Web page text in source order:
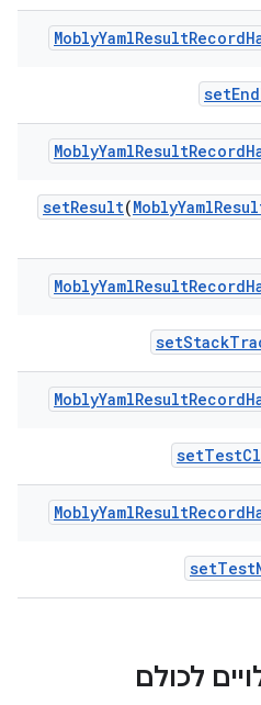
MoblyYamlResultRecord
setEnd
MoblyYamlResultRecord
setResult(MoblyYaml
MoblyYamlResultRecord
setStack
MoblyYamlResultRecord
setTest
MoblyYamlResultRecord
setTest
לכולם